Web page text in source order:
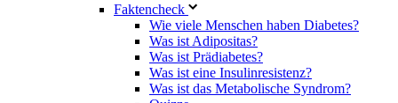
Faktencheck
Wie viele Menschen haben Diabetes?
Was ist Adipositas?
Was ist Prädiabetes?
Was ist eine Insulinresistenz?
Was ist das Metabolische Syndrom?